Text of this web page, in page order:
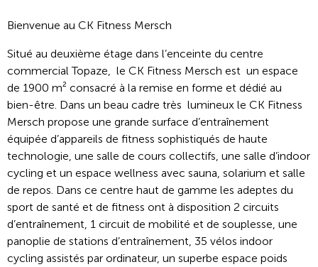
Bienvenue au CK Fitness Mersch
Situé au deuxième étage dans l’enceinte du centre
commercial Topaze, le CK Fitness Mersch est un espace
de 1900 m² consacré à la remise en forme et dédié au
bien-être. Dans un beau cadre très lumineux le CK Fitness
Mersch propose une grande surface d’entraînement
équipée d’appareils de fitness sophistiqués de haute
technologie, une salle de cours collectifs, une salle d’indoor
cycling et un espace wellness avec sauna, solarium et salle
de repos. Dans ce centre haut de gamme les adeptes du
sport de santé et de fitness ont à disposition 2 circuits
d’entraînement, 1 circuit de mobilité et de souplesse, une
panoplie de stations d’entraînement, 35 vélos indoor
cycling assistés par ordinateur, un superbe espace poids